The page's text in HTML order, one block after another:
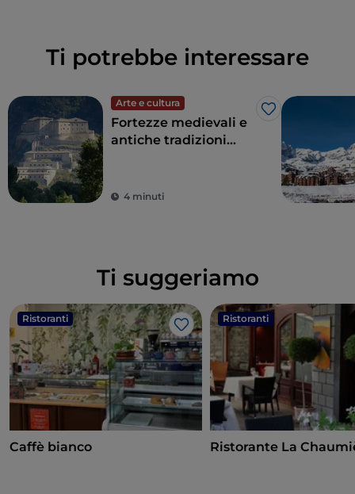
Ti potrebbe interessare
Arte e cultura
Like
Fortezze medievali e
antiche tradizioni
d’Aosta
4 minuti
Ti suggeriamo
Ristoranti
Like
Caffè bianco
Ristoranti
Ristorante La